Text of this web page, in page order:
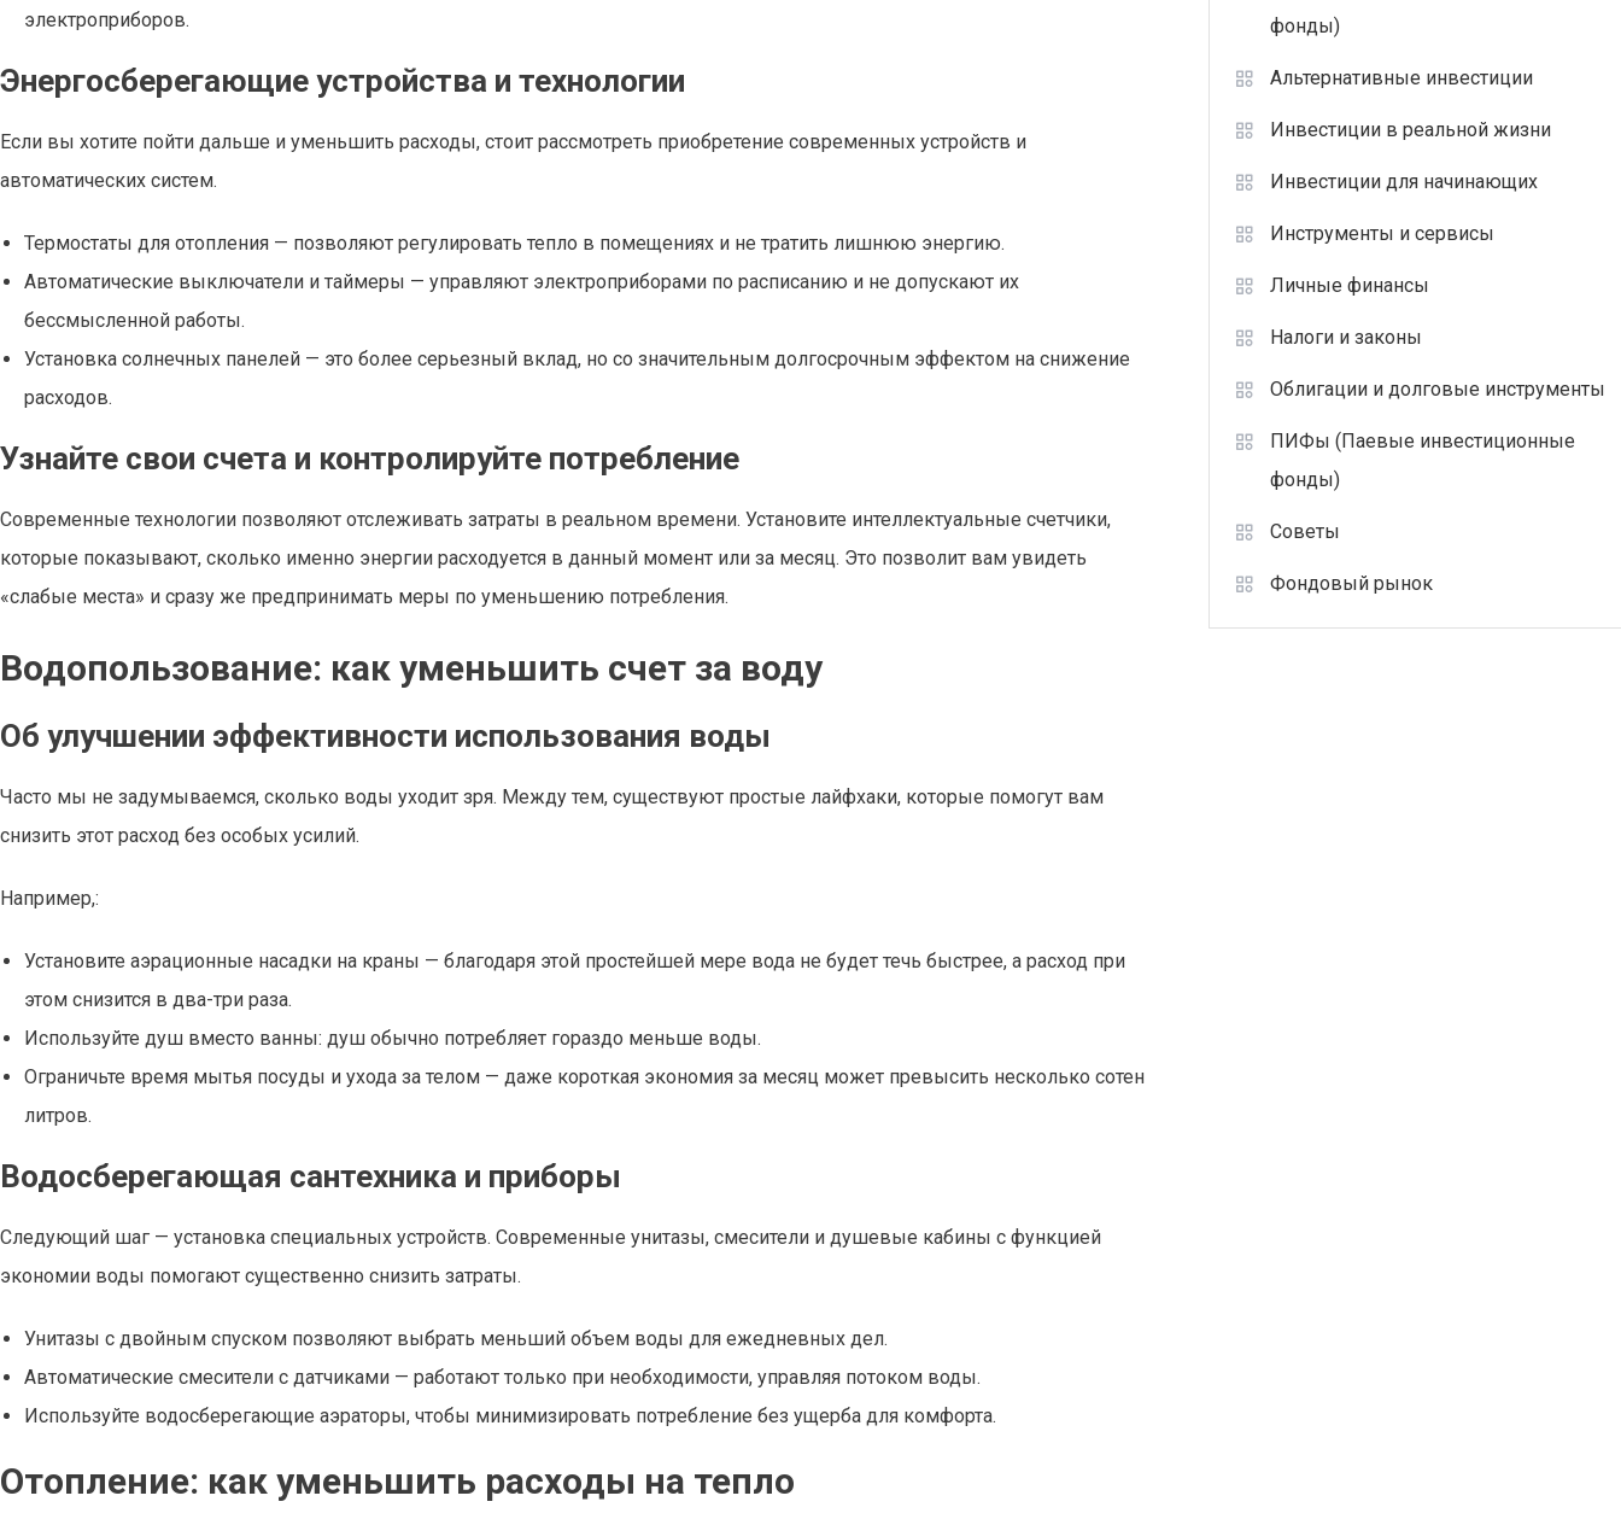
электроприборов.
Энергосберегающие устройства и технологии
Если вы хотите пойти дальше и уменьшить расходы, стоит рассмотреть приобретение современных устройств и
автоматических систем.
Термостаты для отопления — позволяют регулировать тепло в помещениях и не тратить лишнюю энергию.
Автоматические выключатели и таймеры — управляют электроприборами по расписанию и не допускают их
бессмысленной работы.
Установка солнечных панелей — это более серьезный вклад, но со значительным долгосрочным эффектом на снижение
расходов.
Узнайте свои счета и контролируйте потребление
Современные технологии позволяют отслеживать затраты в реальном времени. Установите интеллектуальные счетчики,
которые показывают, сколько именно энергии расходуется в данный момент или за месяц. Это позволит вам увидеть
«слабые места» и сразу же предпринимать меры по уменьшению потребления.
Водопользование: как уменьшить счет за воду
Об улучшении эффективности использования воды
Часто мы не задумываемся, сколько воды уходит зря. Между тем, существуют простые лайфхаки, которые помогут вам
снизить этот расход без особых усилий.
Например,:
Установите аэрационные насадки на краны — благодаря этой простейшей мере вода не будет течь быстрее, а расход при
этом снизится в два-три раза.
Используйте душ вместо ванны: душ обычно потребляет гораздо меньше воды.
Ограничьте время мытья посуды и ухода за телом — даже короткая экономия за месяц может превысить несколько сотен
литров.
Водосберегающая сантехника и приборы
Следующий шаг — установка специальных устройств. Современные унитазы, смесители и душевые кабины с функцией
экономии воды помогают существенно снизить затраты.
Унитазы с двойным спуском позволяют выбрать меньший объем воды для ежедневных дел.
Автоматические смесители с датчиками — работают только при необходимости, управляя потоком воды.
Используйте водосберегающие аэраторы, чтобы минимизировать потребление без ущерба для комфорта.
Отопление: как уменьшить расходы на тепло
фонды)
Альтернативные инвестиции
Инвестиции в реальной жизни
Инвестиции для начинающих
Инструменты и сервисы
Личные финансы
Налоги и законы
Облигации и долговые инструменты
ПИФы (Паевые инвестиционные
фонды)
Советы
Фондовый рынок